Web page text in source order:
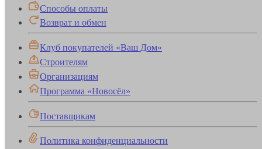
Способы оплаты
Возврат и обмен
Клуб покупателей «Ваш Дом»
Строителям
Организациям
Программа «Новосёл»
Поставщикам
Политика конфиденциальности